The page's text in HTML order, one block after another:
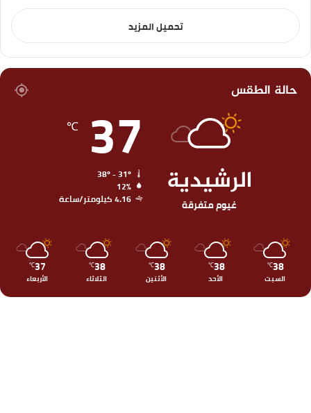
تحميل المزيد
حالة الطقس
الرشيدية
غيوم متفرقة
37
℃
12%
4.16 كيلومتر/ساعة
38
℃
السبت
38
℃
الأحد
38
℃
الأثنين
38
℃
الثلاثاء
37
℃
الأربعاء